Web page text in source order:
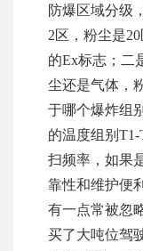
防爆区域分级
2区，粉尘是
的Ex标志；二
尘还是气体，
于哪个爆炸组
的温度组别
扫频率，如果
靠性和维护便
有一点常被忽
买了大吨位驾